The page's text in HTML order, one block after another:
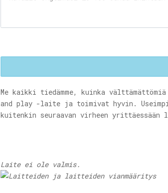
Me kaikki tiedämme, kuinka
and play -laite ja toimivat hyvin.
kuitenkin seuraavan virheen
Laite ei ole valmis.